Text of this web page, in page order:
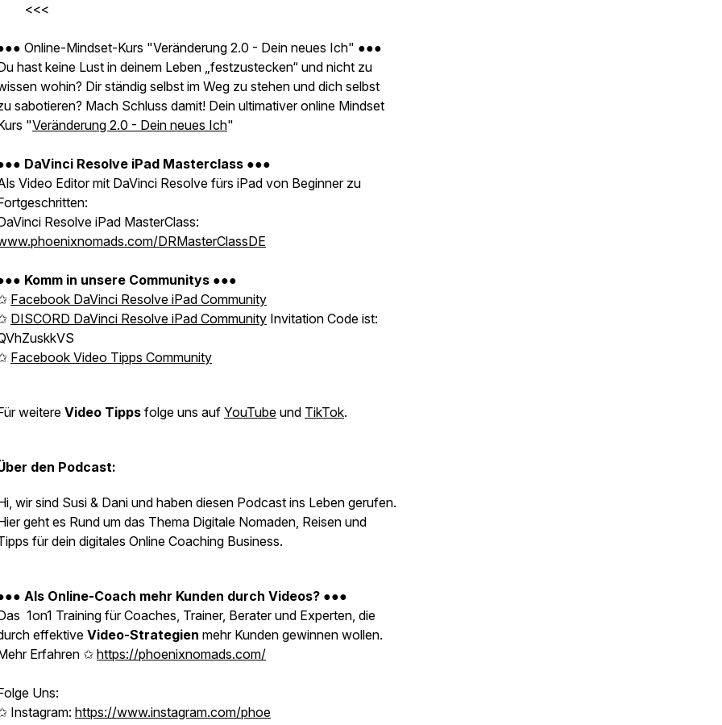
<<<
Online-Mindset-Kurs "Veränderung 2.0 - Dein neues Ich" ●●●
hast keine Lust in deinem Leben „festzustecken“ und nicht zu
wohin? Dir ständig selbst im Weg zu stehen und dich selbst
sabotieren? Mach Schluss damit! Dein ultimativer online Mindset
"Veränderung 2.0 - Dein neues Ich"
DaVinci Resolve iPad Masterclass ●●●
Video Editor mit DaVinci Resolve fürs iPad von Beginner zu
Resolve iPad MasterClass:
DRMasterClassDE
Komm in unsere Communitys ●●●
Facebook DaVinci Resolve iPad Community
DISCORD DaVinci Resolve iPad Community Invitation Code ist:
Facebook Video Tipps Community
weitere Video Tipps folge uns auf YouTube und TikTok.
den Podcast:
wir sind Susi & Dani und haben diesen Podcast ins Leben gerufen.
geht es Rund um das Thema Digitale Nomaden, Reisen und
für dein digitales Online Coaching Business.
Als Online-Coach mehr Kunden durch Videos? ●●●
1on1 Training für Coaches, Trainer, Berater und Experten, die
effektive Video-Strategien mehr Kunden gewinnen wollen.
Erfahren ✩https://phoenixnomads.com/
Uns:
Instagram: https://www.instagram.com/phoe